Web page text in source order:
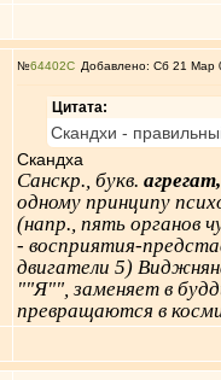
№64402 Добавлено: Сб 21 Мар
Цитата:
Скандхи -
Скандха
Санскр., букв.
одному принципу
(напр., пять органов
- восприятия-
двигатели 5)
""Я"", заменяет в
превращаются в